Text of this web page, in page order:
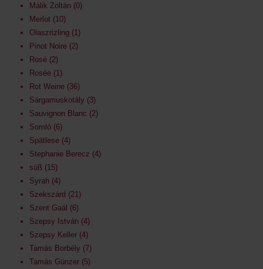
Málik Zoltán 0
Merlot 10
Olaszrizling 1
Pinot Noire 2
Rosé 2
Rosée 1
Rot Weine 36
Sárgamuskotály 3
Sauvignon Blanc 2
Somló 6
Spätlese 4
Stephanie Berecz 4
süß 15
Syrah 4
Szekszárd 21
Szent Gaál 6
Szepsy István 4
Szepsy Keller 4
Tamás Borbély 7
Tamás Günzer 5